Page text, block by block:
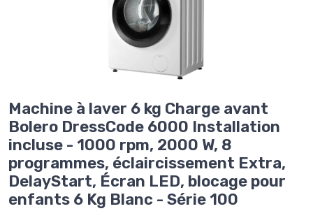
Machine à laver 6 kg Charge avant
Bolero DressCode 6000 Installation
incluse - 1000 rpm, 2000 W, 8
programmes, éclaircissement Extra,
DelayStart, Écran LED, blocage pour
enfants 6 Kg Blanc - Série 100